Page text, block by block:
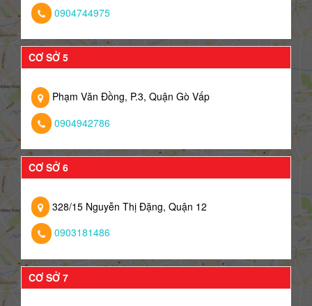
0904744975
CƠ SỞ 5
Phạm Văn Đồng, P.3, Quận Gò Vấp
0904942786
CƠ SỞ 6
328/15 Nguyễn Thị Đặng, Quận 12
0903181486
CƠ SỞ 7